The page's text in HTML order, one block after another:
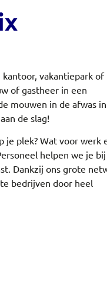
vakantiepark of
of gastheer in een
mouwen in de afwas
de slag!
je plek? Wat voor werk
helpen we je
Dankzij ons grote
bedrijven door heel